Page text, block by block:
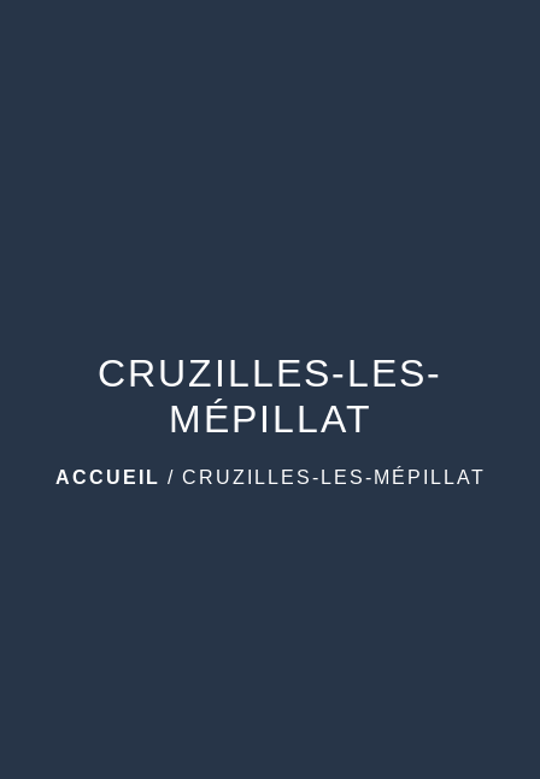
CRUZILLES-LES-
MÉPILLAT
ACCUEIL / CRUZILLES-LES-MÉPILLAT